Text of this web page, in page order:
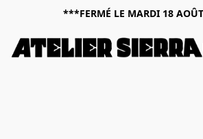
***FERMÉ LE MARDI 18